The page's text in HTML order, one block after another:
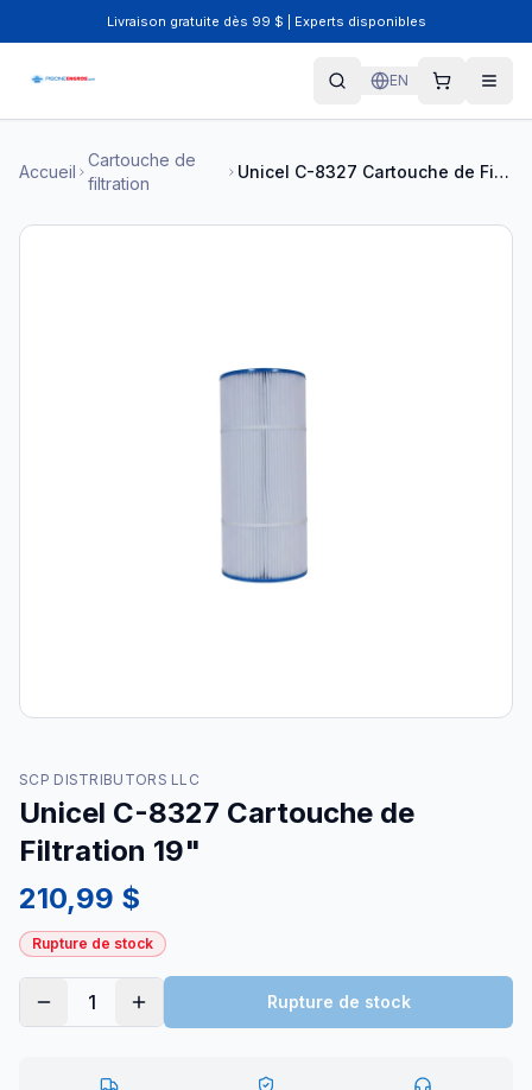
Livraison gratuite dès 99 $ | Experts disponibles
EN
Accueil
Cartouche de
filtration
Unicel C-8327 Cartouche de Filtration 19"
SCP DISTRIBUTORS LLC
Unicel C-8327 Cartouche de
Filtration 19"
210,99 $
Rupture de stock
1 Rupture de stock